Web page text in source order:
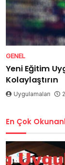
GENEL
Yeni Eğitim
Kolaylaştırın
Uygulamaları
En Çok